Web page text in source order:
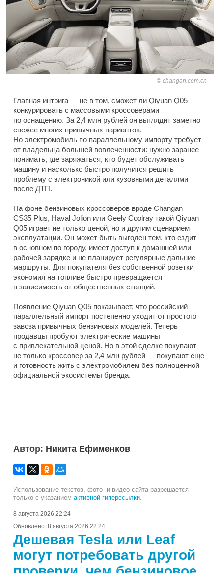
changan.com.cn
Главная интрига — не в том, сможет ли Qiyuan Q05
конкурировать с массовыми кроссоверами
по оснащению. За 2,4 млн рублей он выглядит заметно
свежее многих привычных вариантов.
Но электромобиль по параллельному импорту требует
от владельца большей вовлеченности: нужно заранее
понимать, где заряжаться, кто будет обслуживать
машину и насколько быстро получится решить
проблему с электроникой или кузовными деталями
после ДТП.
На фоне бензиновых кроссоверов вроде Changan
CS35 Plus, Haval Jolion или Geely Coolray такой Qiyuan
Q05 играет не только ценой, но и другим сценарием
эксплуатации. Он может быть выгоден тем, кто ездит
в основном по городу, имеет доступ к домашней или
рабочей зарядке и не планирует регулярные дальние
маршруты. Для покупателя без собственной розетки
экономия на топливе быстро превращается
в зависимость от общественных станций.
Появление Qiyuan Q05 показывает, что российский
параллельный импорт постепенно уходит от простого
завоза привычных бензиновых моделей. Теперь
продавцы пробуют электрические машины
с привлекательной ценой. Но в этой сделке покупают
не только кроссовер за 2,4 млн рублей — покупают еще
и готовность жить с электромобилем без полноценной
официальной экосистемы бренда.
Автор: Никита Ефименков
Использование текстов, фото- и видео сайта разрешается
только с указанием активной гиперссылки
8 августа 2026 22:24
Обновлено: 8 августа 2026 22:24
Дешевая Tesla или Leaf
могут потребовать другой